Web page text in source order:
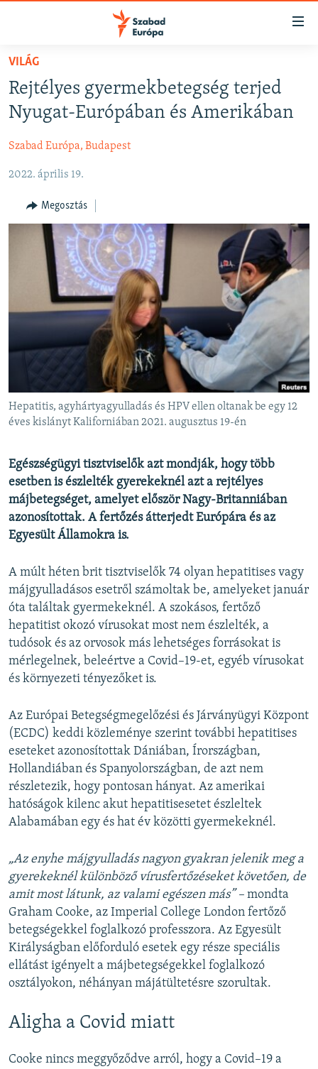
Akadálymentes
Ugrás
fő
oldalra
Ugrás
Ugrás
NAPIRENDEN
AKTUÁLIS
PODCASTOK
VIDEÓK
ELEMZŐ
NER15
SZABADON
TÁRSADALOM
DEMOKRÁCIA
A PÉNZ NYOMÁBAN
EURÓPAI UNIÓ
VILÁG
A MÚLT TANULSÁGAI
Valamennyi RFE/RL weboldal
VILÁG
Rejtélyes gyermekbetegség terjed
Nyugat-Európában és Amerikában
Szabad Európa, Budapest
2022. április 19.
Megosztás
Hepatitis, agyhártyagyulladás és HPV ellen oltanak be egy 12
éves kislányt Kaliforniában 2021. augusztus 19-én
Egészségügyi tisztviselők azt mondják, hogy több
esetben is észlelték gyerekeknél azt a rejtélyes
májbetegséget, amelyet először Nagy-Britanniában
azonosítottak. A fertőzés átterjedt Európára és az
Egyesült Államokra is.
A múlt héten brit tisztviselők 74 olyan hepatitises vagy
májgyulladásos esetről számoltak be, amelyeket január
óta találtak gyermekeknél. A szokásos, fertőző
hepatitist okozó vírusokat most nem észlelték, a
tudósok és az orvosok más lehetséges forrásokat is
mérlegelnek, beleértve a Covid–19-et, egyéb vírusokat
és környezeti tényezőket is.
Az Európai Betegségmegelőzési és Járványügyi Központ
(ECDC) keddi közleménye szerint további hepatitises
eseteket azonosítottak Dániában, Írországban,
Hollandiában és Spanyolországban, de azt nem
részletezik, hogy pontosan hányat. Az amerikai
hatóságok kilenc akut hepatitisesetet észleltek
Alabamában egy és hat év közötti gyermekeknél.
„Az enyhe májgyulladás nagyon gyakran jelenik meg a
gyerekeknél különböző vírusfertőzéseket követően, de
amit most látunk, az valami egészen más” – mondta
Graham Cooke, az Imperial College London fertőző
betegségekkel foglalkozó professzora. Az Egyesült
Királyságban előforduló esetek egy része speciális
ellátást igényelt a májbetegségekkel foglalkozó
osztályokon, néhányan májátültetésre szorultak.
Aligha a Covid miatt
Cooke nincs meggyőződve arról, hogy a Covid–19 a
FELIRATKOZÁS